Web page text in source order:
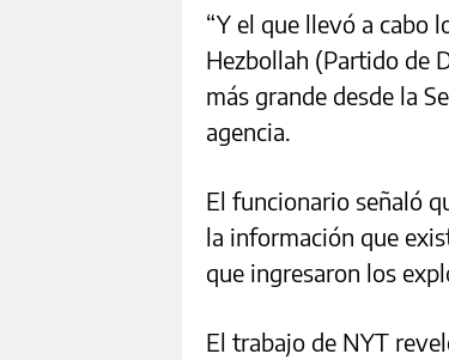
“Y el que llevó a cabo
Hezbollah (Partido de
más grande desde la
agencia.
El funcionario señaló
la información que
que ingresaron los
El trabajo de NYT